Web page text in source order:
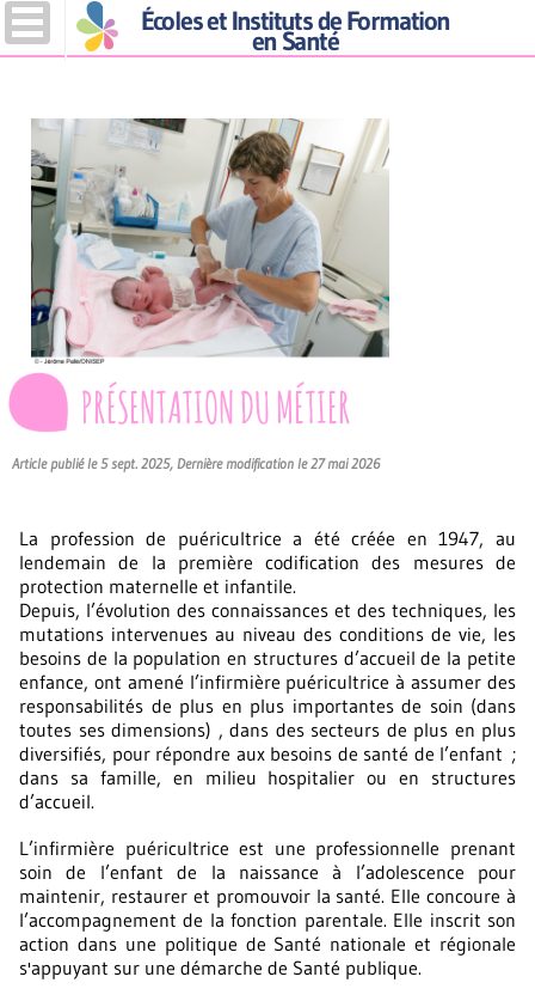
Écoles et Instituts de Formation
en Santé
PRÉSENTATION DU MÉTIER
Article publié le 5 sept. 2025, Dernière modification le 27 mai 2026
La profession de puéricultrice a été créée en 1947, au
lendemain de la première codification des mesures de
protection maternelle et infantile.
Depuis, l’évolution des connaissances et des techniques, les
mutations intervenues au niveau des conditions de vie, les
besoins de la population en structures d’accueil de la petite
enfance, ont amené l’infirmière puéricultrice à assumer des
responsabilités de plus en plus importantes de soin (dans
toutes ses dimensions) , dans des secteurs de plus en plus
diversifiés, pour répondre aux besoins de santé de l’enfant ;
dans sa famille, en milieu hospitalier ou en structures
d’accueil.
L’infirmière puéricultrice est une professionnelle prenant
soin de l’enfant de la naissance à l’adolescence pour
maintenir, restaurer et promouvoir la santé. Elle concoure à
l’accompagnement de la fonction parentale. Elle inscrit son
action dans une politique de Santé nationale et régionale
s'appuyant sur une démarche de Santé publique.